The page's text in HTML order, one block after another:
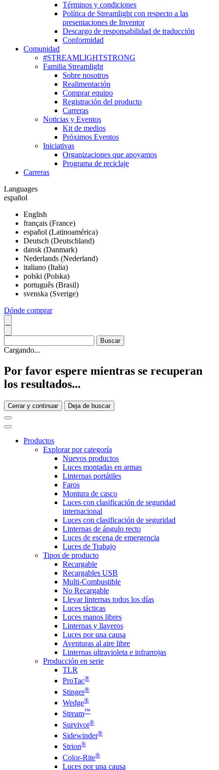
Términos y condiciones
Política de Streamlight con respecto a las
presentaciones de Inventor
Descargo de responsabilidad de traducción
Conformidad
Comunidad
#STREAMLIGHTSTRONG
Familia Streamlight
Sobre nosotros
Realimentación
Comprar equipo
Registración del producto
Carreras
Noticias y Eventos
Kit de medios
Próximos Eventos
Iniciativas
Organizaciones que apoyamos
Programa de reciclaje
Carreras
Languages
español
English
français (France)
español (Latinoamérica)
Deutsch (Deutschland)
dansk (Danmark)
Nederlands (Nederland)
italiano (Italia)
polski (Polska)
português (Brasil)
svenska (Sverige)
Dónde comprar
Cargando...
Por favor espere mientras se recuperan
los resultados...
Cerrar y continuar Deja de buscar
Productos
Explorar por categoría
Nuevos productos
Luces montadas en armas
Linternas portátiles
Faros
Montura de casco
Luces con clasificación de seguridad
internacional
Luces con clasificación de seguridad
Linternas de ángulo recto
Luces de escena de emergencia
Luces de Trabajo
Tipos de producto
Recargable
Recargables USB
Multi-Combustible
No Recargable
Llevar linternas todos los días
Luces tácticas
Luces manos libres
Linternas y llaveros
Luces por una causa
Aventuras al aire libre
Linternas ultravioleta e infrarrojas
Producción en serie
TLR
ProTac®
Stinger®
Wedge®
Stream™
Survivor®
Sidewinder®
Strion®
Color-Rite®
Luces por una causa